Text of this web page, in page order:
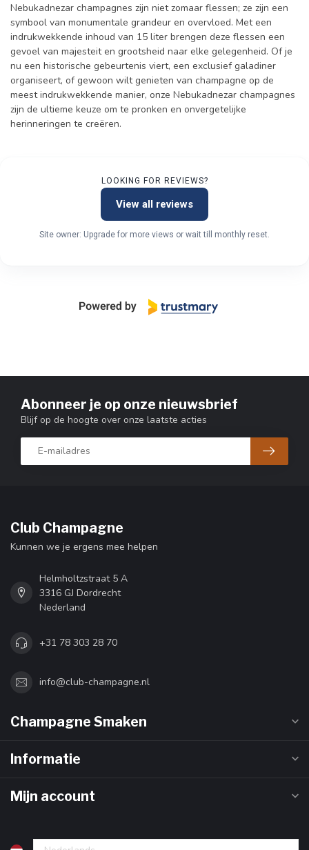
Nebukadnezar champagnes zijn niet zomaar flessen; ze zijn een
symbool van monumentale grandeur en overvloed. Met een
indrukwekkende inhoud van 15 liter brengen deze flessen een
gevoel van majesteit en grootsheid naar elke gelegenheid. Of je
nu een historische gebeurtenis viert, een exclusief galadiner
organiseert, of gewoon wilt genieten van champagne op de
meest indrukwekkende manier, onze Nebukadnezar champagnes
zijn de ultieme keuze om te pronken en onvergetelijke
herinneringen te creëren.
LOOKING FOR REVIEWS?
View all reviews
Site owner: Upgrade for more views or wait till monthly reset.
Abonneer je op onze nieuwsbrief
Blijf op de hoogte over onze laatste acties
Club Champagne
Kunnen we je ergens mee helpen
Helmholtzstraat 5 A
3316 GJ Dordrecht
Nederland
+31 78 303 28 70
info@club-champagne.nl
Champagne Smaken
Informatie
Mijn account